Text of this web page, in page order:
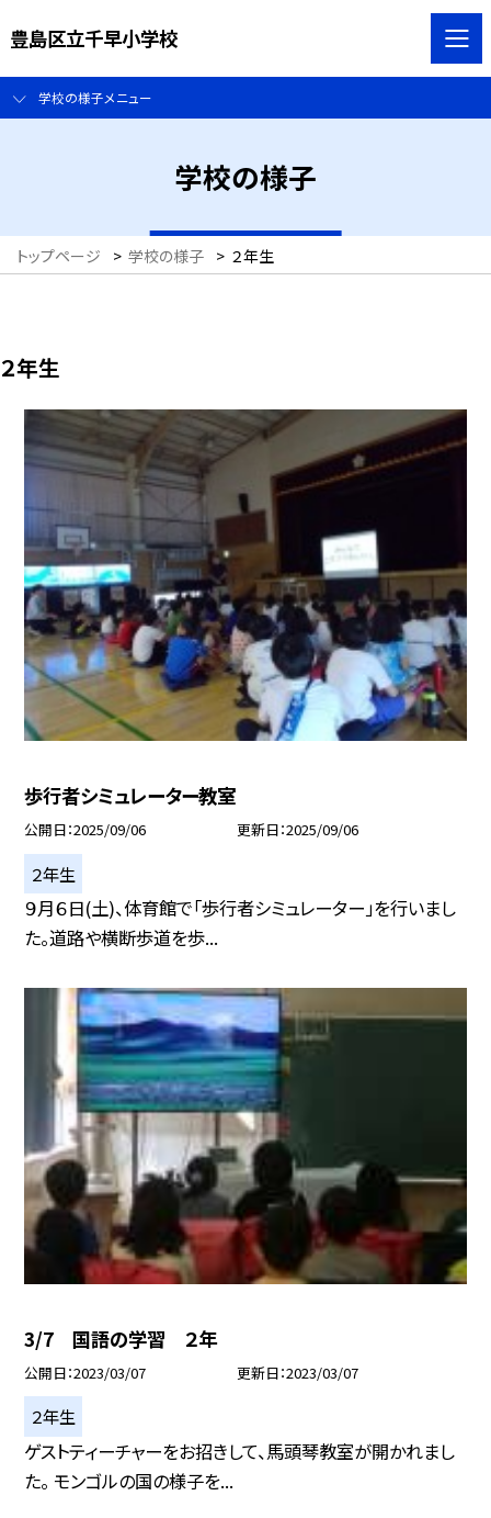
豊島区立千早小学校
学校の様子メニュー
学校の様子
トップページ > 学校の様子 > ２年生
２年生
歩行者シミュレーター教室
公開日 2025/09/06 更新日 2025/09/06
２年生
９月６日(土)、体育館で「歩行者シミュレーター」を行いまし
た。道路や横断歩道を歩...
3/7 国語の学習 ２年
公開日 2023/03/07 更新日 2023/03/07
２年生
ゲストティーチャーをお招きして、馬頭琴教室が開かれまし
た。 モンゴルの国の様子を...